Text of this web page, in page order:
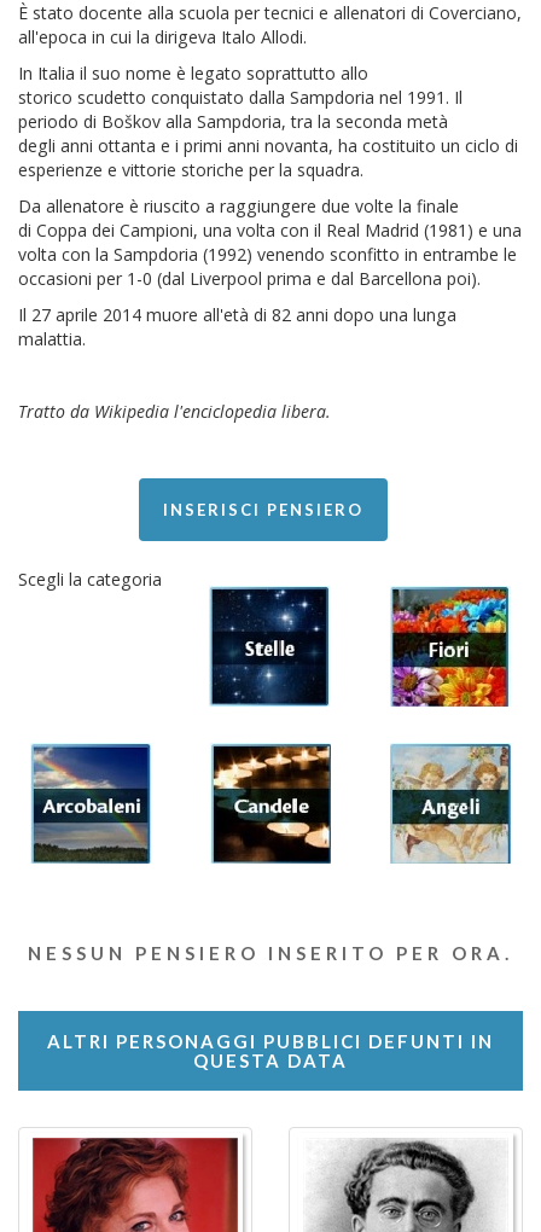
È stato docente alla scuola per tecnici e allenatori di Coverciano,
all'epoca in cui la dirigeva Italo Allodi.
In Italia il suo nome è legato soprattutto allo
storico scudetto conquistato dalla Sampdoria nel 1991. Il
periodo di Boškov alla Sampdoria, tra la seconda metà
degli anni ottanta e i primi anni novanta, ha costituito un ciclo di
esperienze e vittorie storiche per la squadra.
Da allenatore è riuscito a raggiungere due volte la finale
di Coppa dei Campioni, una volta con il Real Madrid (1981) e una
volta con la Sampdoria (1992) venendo sconfitto in entrambe le
occasioni per 1-0 (dal Liverpool prima e dal Barcellona poi).
Il 27 aprile 2014 muore all'età di 82 anni dopo una lunga
malattia.
Tratto da Wikipedia l'enciclopedia libera.
INSERISCI PENSIERO
Scegli la categoria
NESSUN PENSIERO INSERITO PER ORA.
ALTRI PERSONAGGI PUBBLICI DEFUNTI IN
QUESTA DATA